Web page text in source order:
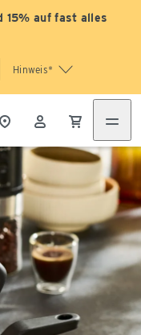
15% auf fast alles
Hinweis*